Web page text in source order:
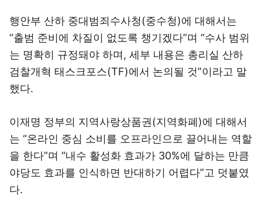
행안부 산하 중대범죄수사청(중수청)에 대해서는
“출범 준비에 차질이 없도록 챙기겠다”며 “수사 범위
는 명확히 규정돼야 하며, 세부 내용은 총리실 산하
검찰개혁 태스크포스(TF)에서 논의될 것”이라고 말
했다.
이재명 정부의 지역사랑상품권(지역화폐)에 대해서
는 “온라인 중심 소비를 오프라인으로 끌어내는 역할
을 한다”며 “내수 활성화 효과가 30%에 달하는 만큼
야당도 효과를 인식하면 반대하기 어렵다”고 덧붙였
다.